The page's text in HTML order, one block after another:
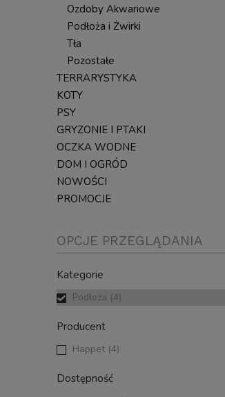
Ozdoby Akwariowe
Podłoża i Żwirki
Tła
Pozostałe
TERRARYSTYKA
KOTY
PSY
GRYZONIE I PTAKI
OCZKA WODNE
DOM I OGRÓD
NOWOŚCI
PROMOCJE
OPCJE PRZEGLĄDANIA
Kategorie
Podłoża (4)
Producent
Happet (4)
Dostępność